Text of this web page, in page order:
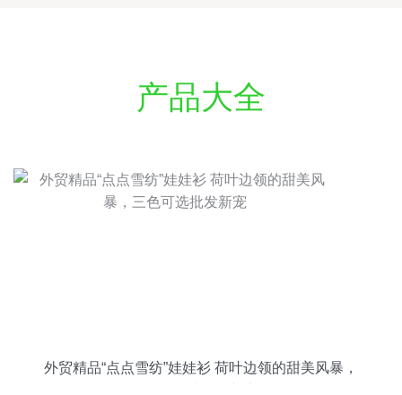
产品大全
外贸精品“点点雪纺”娃娃衫 荷叶边领的甜美风暴，